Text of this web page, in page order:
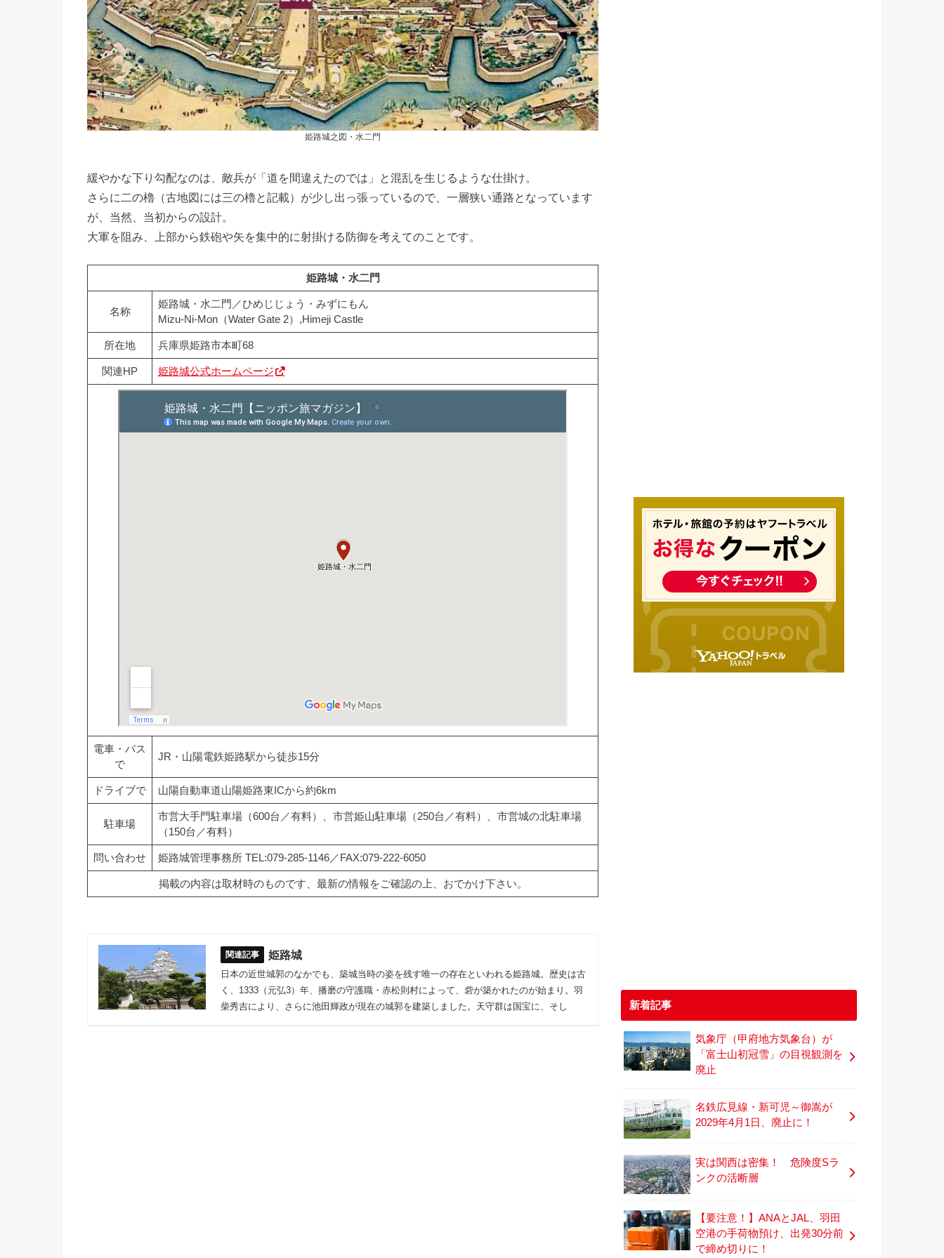
姫路城之図・水二門
緩やかな下り勾配なのは、敵兵が「道を間違えたのでは」と混乱を生じるような仕掛け。
さらに二の櫓（古地図には三の櫓と記載）が少し出っ張っているので、一層狭い通路となっています
が、当然、当初からの設計。
大軍を阻み、上部から鉄砲や矢を集中的に射掛ける防御を考えてのことです。
姫路城・水二門
名称
姫路城・水二門／ひめじじょう・みずにもん
Mizu-Ni-Mon（Water Gate 2）,Himeji Castle
所在地 兵庫県姫路市本町68
関連HP 姫路城公式ホームページ
電車・バス
で
JR・山陽電鉄姫路駅から徒歩15分
ドライブで 山陽自動車道山陽姫路東ICから約6km
駐車場
市営大手門駐車場（600台／有料）、市営姫山駐車場（250台／有料）、市営城の北駐車場
（150台／有料）
問い合わせ 姫路城管理事務所 TEL:079-285-1146／FAX:079-222-6050
掲載の内容は取材時のものです、最新の情報をご確認の上、おでかけ下さい。
姫路城
日本の近世城郭のなかでも、築城当時の姿を残す唯一の存在といわれる姫路城。歴史は古
く、1333（元弘3）年、播磨の守護職・赤松則村によって、砦が築かれたのが始まり。羽
柴秀吉により、さらに池田輝政が現在の城郭を建築しました。天守群は国宝に、そし
新着記事
気象庁（甲府地方気象台）が
「富士山初冠雪」の目視観測を
廃止
名鉄広見線・新可児～御嵩が
2029年4月1日、廃止に！
実は関西は密集！ 危険度Sラ
ンクの活断層
【要注意！】ANAとJAL、羽田
空港の手荷物預け、出発30分前
で締め切りに！